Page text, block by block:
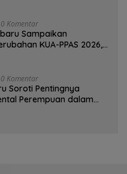
0 Komentar
Sampaikan
KUA-PPAS 2026,
0 Komentar
Soroti Pentingnya
Perempuan dalam